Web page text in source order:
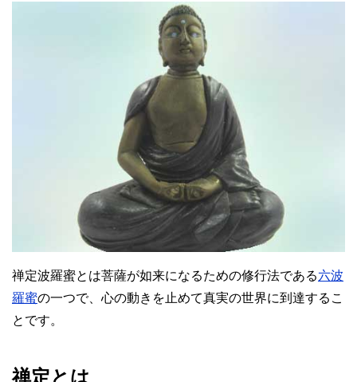
禅定波羅蜜とは菩薩が如来になるための修行法である六波
羅蜜の一つで、心の動きを止めて真実の世界に到達するこ
とです。
禅定とは